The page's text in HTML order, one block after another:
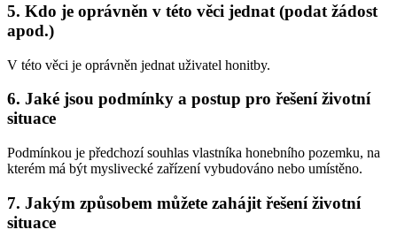
5. Kdo je oprávněn v této věci jednat (podat žádost
apod.)
V této věci je oprávněn jednat uživatel honitby.
6. Jaké jsou podmínky a postup pro řešení životní
situace
Podmínkou je předchozí souhlas vlastníka honebního pozemku, na
kterém má být myslivecké zařízení vybudováno nebo umístěno.
7. Jakým způsobem můžete zahájit řešení životní
situace